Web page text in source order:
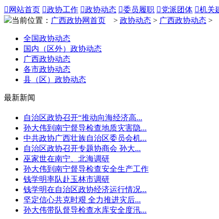
 网站首页 政协工作 政协动态 委员履职 党派团体 机关
当前位置： 广西政协网首页 > 政协动态 > 广西政协动态 >
全国政协动态
国内（区外）政协动态
广西政协动态
各市政协动态
县（区）政协动态
最新新闻
自治区政协召开“推动向海经济高...
孙大伟到南宁督导检查地质灾害隐...
中共政协广西壮族自治区委员会机...
自治区政协召开专题协商会 孙大...
巫家世在南宁、北海调研
孙大伟到南宁督导检查安全生产工作
钱学明率队赴玉林市调研
钱学明在自治区政协经济运行情况...
坚定信心共克时艰 全力推进灾后...
孙大伟带队督导检查水库安全度汛...